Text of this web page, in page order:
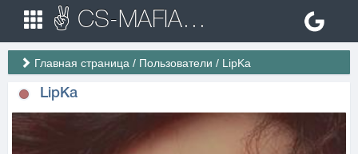
✌ CS-MAFIA.RU ✌ Игровые сервера Counter Strike 1.6
Главная страница / Пользователи / LipKa
LipKa